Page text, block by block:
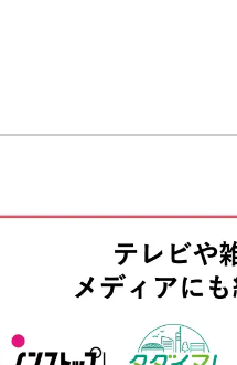
つけるのはほんの一部
アートの仕上げ方、ぷっ
ェルを塗布する
つける